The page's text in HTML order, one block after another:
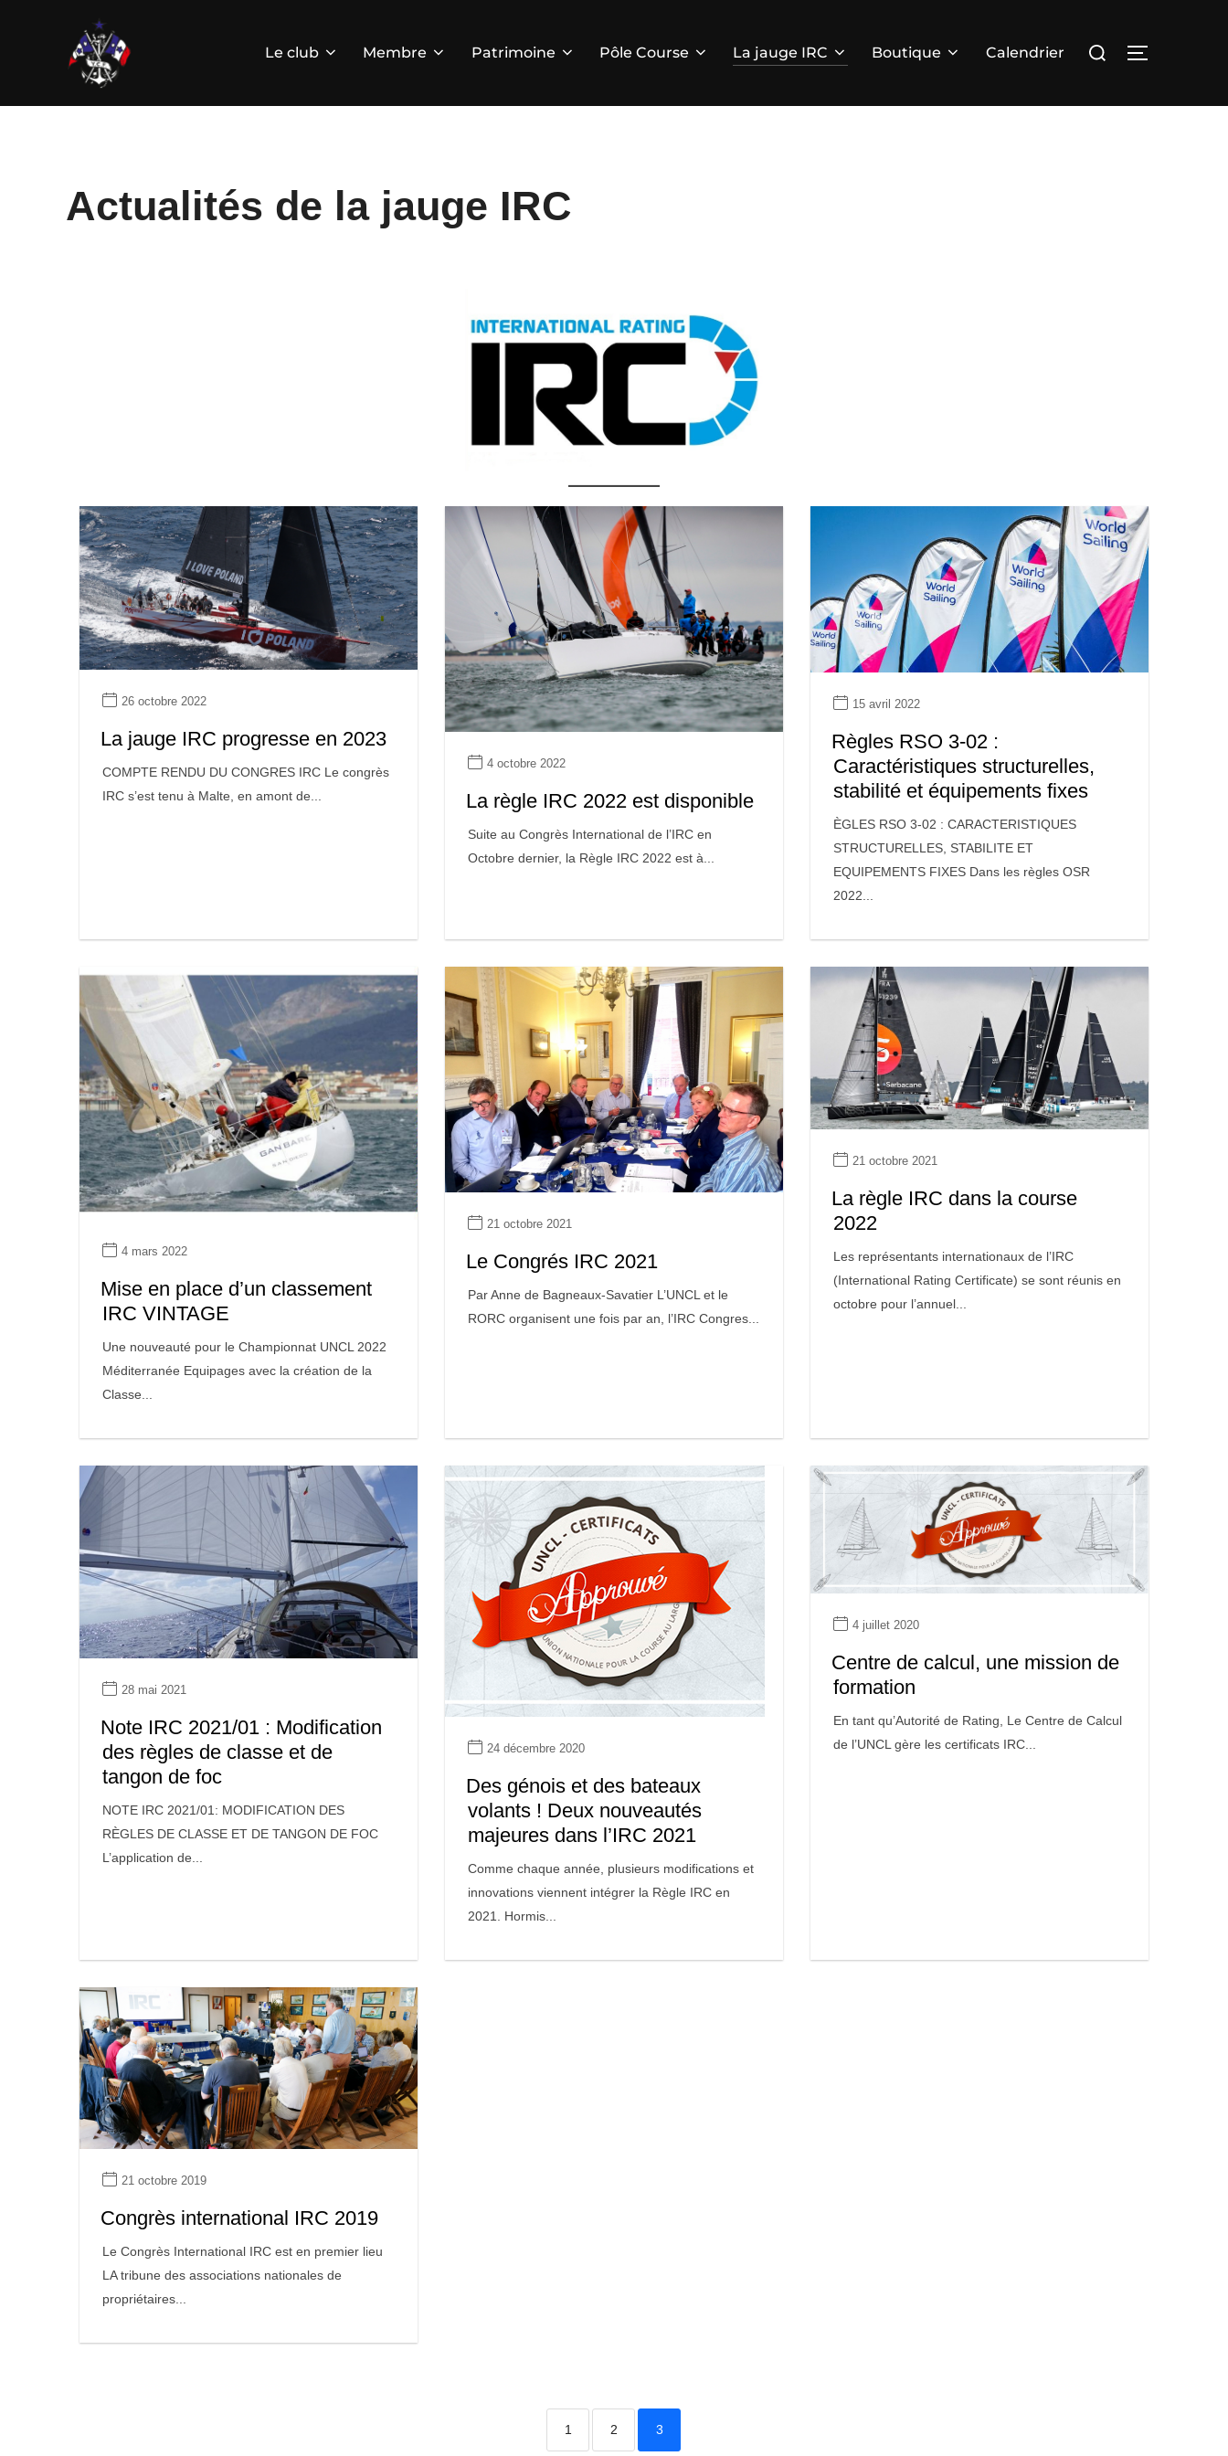
Le club Membre Patrimoine Pôle Course La jauge IRC Boutique Calendrier
PERMUTER
Actualités de la jauge IRC
26 octobre 2022
La jauge IRC progresse en 2023
COMPTE RENDU DU CONGRES IRC Le congrès
IRC s’est tenu à Malte, en amont de...
4 octobre 2022
La règle IRC 2022 est disponible
Suite au Congrès International de l’IRC en
Octobre dernier, la Règle IRC 2022 est à...
15 avril 2022
Règles RSO 3-02 :
Caractéristiques structurelles,
stabilité et équipements fixes
ÈGLES RSO 3-02 : CARACTERISTIQUES
STRUCTURELLES, STABILITE ET
EQUIPEMENTS FIXES Dans les règles OSR
2022...
4 mars 2022
Mise en place d’un classement
IRC VINTAGE
Une nouveauté pour le Championnat UNCL 2022
Méditerranée Equipages avec la création de la
Classe...
21 octobre 2021
Le Congrés IRC 2021
Par Anne de Bagneaux-Savatier L’UNCL et le
RORC organisent une fois par an, l’IRC Congres...
21 octobre 2021
La règle IRC dans la course
2022
Les représentants internationaux de l’IRC
(International Rating Certificate) se sont réunis en
octobre pour l’annuel...
28 mai 2021
Note IRC 2021/01 : Modification
des règles de classe et de
tangon de foc
NOTE IRC 2021/01: MODIFICATION DES
RÈGLES DE CLASSE ET DE TANGON DE FOC
L’application de...
24 décembre 2020
Des génois et des bateaux
volants ! Deux nouveautés
majeures dans l’IRC 2021
Comme chaque année, plusieurs modifications et
innovations viennent intégrer la Règle IRC en
2021. Hormis...
4 juillet 2020
Centre de calcul, une mission de
formation
En tant qu’Autorité de Rating, Le Centre de Calcul
de l’UNCL gère les certificats IRC...
21 octobre 2019
Congrès international IRC 2019
Le Congrès International IRC est en premier lieu
LA tribune des associations nationales de
propriétaires...
1 2 3